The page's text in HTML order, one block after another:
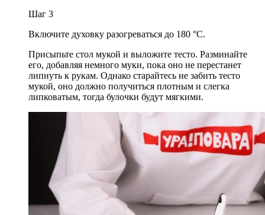
Шаг 3
Включите духовку разогреваться до 180 °С.
Присыпьте стол мукой и выложите тесто. Разминайте
его, добавляя немного муки, пока оно не перестанет
липнуть к рукам. Однако старайтесь не забить тесто
мукой, оно должно получиться плотным и слегка
липковатым, тогда булочки будут мягкими.